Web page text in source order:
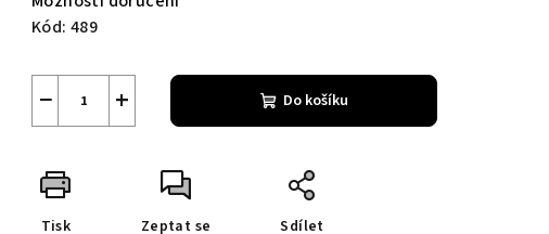
Kód: 489
+
− Do košíku
Tisk Zeptat se Sdílet